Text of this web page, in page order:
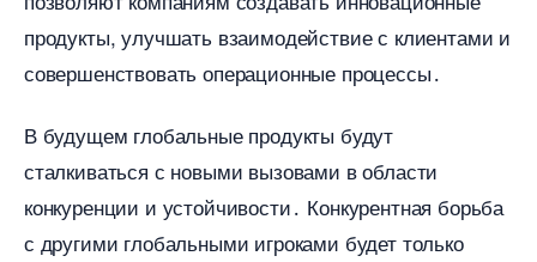
продукты, улучшать взаимодействие с клиентами и
совершенствовать операционные процессы․
удущем глобальные продукты будут
сталкиваться с новыми вызовами в области
конкуренции и устойчивости․ Конкурентная борьба
с другими глобальными игроками будет только